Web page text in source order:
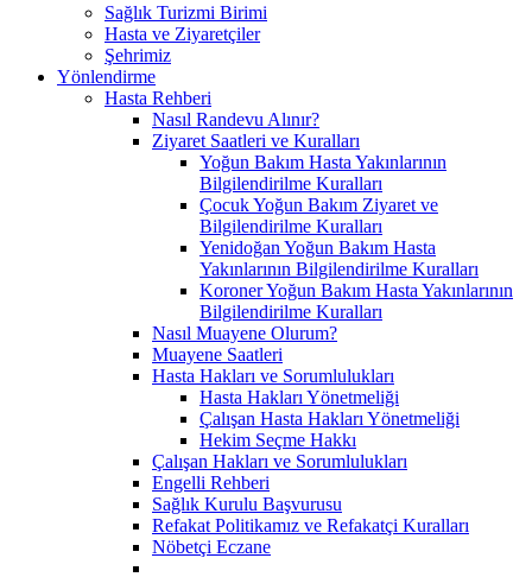
Sağlık Turizmi Birimi
Hasta ve Ziyaretçiler
Şehrimiz
Yönlendirme
Hasta Rehberi
Nasıl Randevu Alınır?
Ziyaret Saatleri ve Kuralları
Yoğun Bakım Hasta Yakınlarının
Bilgilendirilme Kuralları
Çocuk Yoğun Bakım Ziyaret ve
Bilgilendirilme Kuralları
Yenidoğan Yoğun Bakım Hasta
Yakınlarının Bilgilendirilme Kuralları
Koroner Yoğun Bakım Hasta Yakınlarının
Bilgilendirilme Kuralları
Nasıl Muayene Olurum?
Muayene Saatleri
Hasta Hakları ve Sorumlulukları
Hasta Hakları Yönetmeliği
Çalışan Hasta Hakları Yönetmeliği
Hekim Seçme Hakkı
Çalışan Hakları ve Sorumlulukları
Engelli Rehberi
Sağlık Kurulu Başvurusu
Refakat Politikamız ve Refakatçi Kuralları
Nöbetçi Eczane